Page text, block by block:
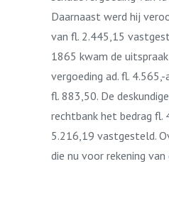
Daarnaast werd hij
van fl. 2.445,15
1865 kwam de
vergoeding ad. fl.
fl. 883,50. De
rechtbank het bedrag fl.
5.216,19 vastgesteld.
die nu voor rekening van